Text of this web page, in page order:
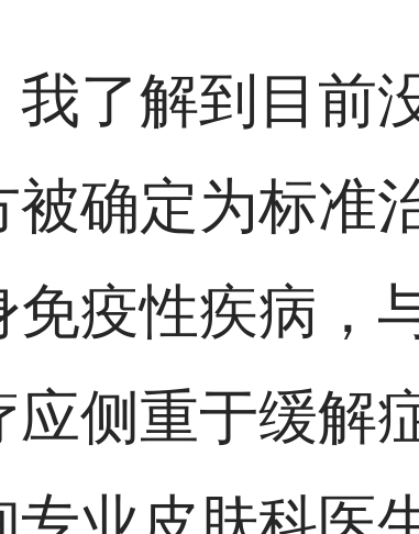
了解到目前
确定为标准
疫性疾病，
侧重于缓解